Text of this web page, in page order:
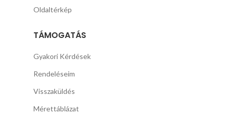
Oldaltérkép
TÁMOGATÁS
Gyakori Kérdések
Rendeléseim
Visszaküldés
Mérettáblázat